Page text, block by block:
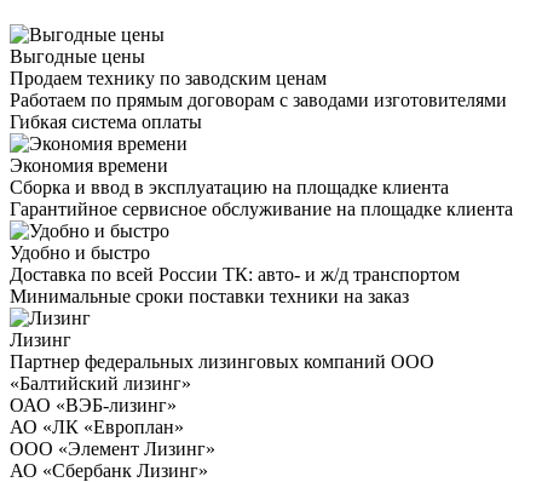
Выгодные цены
Продаем технику по заводским ценам
Работаем по прямым договорам с заводами изготовителями
Гибкая система оплаты
Экономия времени
Сборка и ввод в эксплуатацию на площадке клиента
Гарантийное сервисное обслуживание на площадке клиента
Удобно и быстро
Доставка по всей России ТК: авто- и ж/д транспортом
Минимальные сроки поставки техники на заказ
Лизинг
Партнер федеральных лизинговых компаний ООО
«Балтийский лизинг»
ОАО «ВЭБ-лизинг»
АО «ЛК «Европлан»
ООО «Элемент Лизинг»
АО «Сбербанк Лизинг»